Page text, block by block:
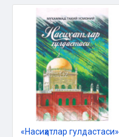
«Насиҳатлар гулдастаси»